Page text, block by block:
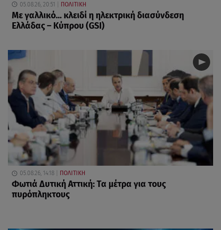
05.08.26, 20:51 ΠΟΛΙΤΙΚΗ
Με γαλλικό... κλειδί η ηλεκτρική διασύνδεση
Ελλάδας – Κύπρου (GSI)
05.08.26, 14:18 ΠΟΛΙΤΙΚΗ
Φωτιά Δυτική Αττική: Τα μέτρα για τους
πυρόπληκτους